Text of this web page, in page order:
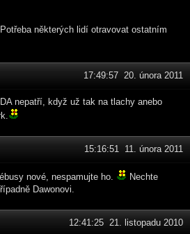
některých lidí otravovat ostatním
17:49:57 20. února 2011
nepatří, když už tak na tlachy anebo
15:16:51 11. února 2011
nové, nespamujte ho.
Nechte
Dawonovi.
12:41:25 21. listopadu 2010